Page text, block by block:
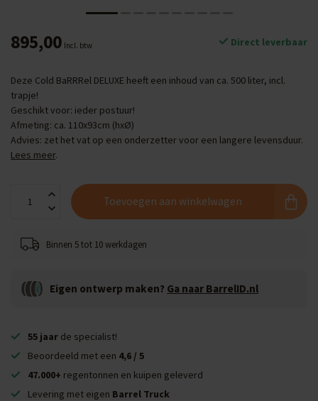
895,00 Incl. btw Direct leverbaar
Deze Cold BaRRRel DELUXE heeft een inhoud van ca. 500 liter, incl.
trapje!
Geschikt voor: ieder postuur!
Afmeting: ca. 110x93cm (hxØ)
Advies: zet het vat op een onderzetter voor een langere levensduur.
Lees meer.
Toevoegen aan winkelwagen
Binnen 5 tot 10 werkdagen
Eigen ontwerp maken? Ga naar BarrelID.nl
55 jaar de specialist!
Beoordeeld met een 4,6 / 5
47.000+ regentonnen en kuipen geleverd
Levering met eigen Barrel Truck